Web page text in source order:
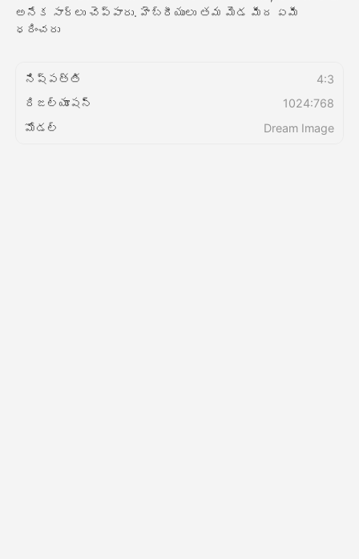
API
అనేక సార్లు చెప్పారు. హెబ్రీయులు తమ మెడ మీద ఏమీ
ధరించరు
నిష్పత్తి
4:3
రిజల్యూషన్
1024:768
మోడల్
Dream Image